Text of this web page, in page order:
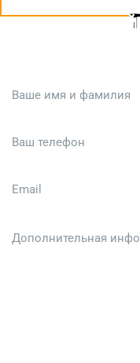
Или кратко опишите